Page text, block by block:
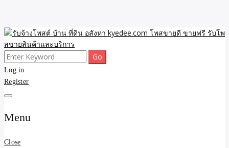
Skip
to
content
รับจ้างโพสต์ บ้าน ที่ดิน
อสังหา kyedee.com โพส
ขายดี ขายฟรี รับโพสขาย
สินค้าและบริการ
ขายดี โพสประกาศขายสินค้าฟรี บ้าน ที่ดิน อสังหา รับโพสต์ประกาศขาย
ของ รับรองผล ดีที่สุดถูกที่สุด ติดหน้าแรกกูเกืล
Search
for:
Log in
Register
Menu
Close